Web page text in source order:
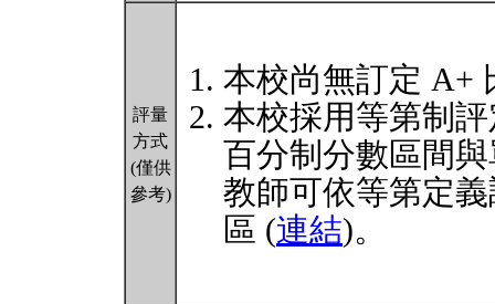
評量
方式
(僅供
參考)
本校尚無訂定 A+
本校採用等第制
百分制分數區間
教師可依等第定
區 (連結)。